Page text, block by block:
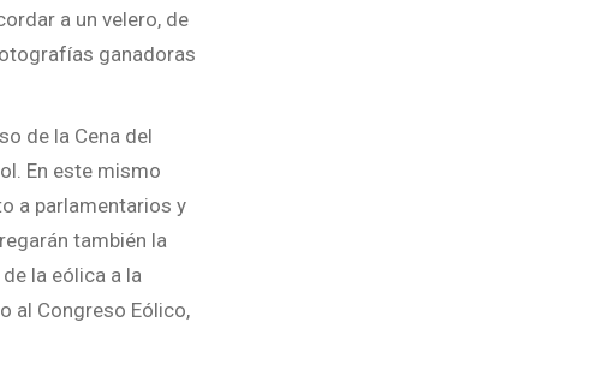
a un velero, de
ganadoras
de la Cena del
En este mismo
a parlamentarios y
también la
la eólica a la
al Congreso Eólico,